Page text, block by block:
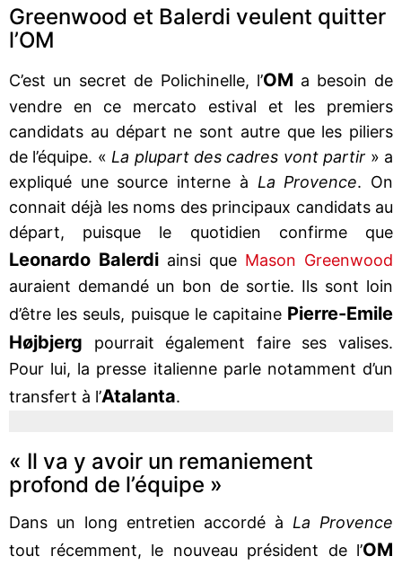
Greenwood et Balerdi veulent quitter
l’OM
C’est un secret de Polichinelle, l’OM a besoin de
vendre en ce mercato estival et les premiers
candidats au départ ne sont autre que les piliers
de l’équipe. « La plupart des cadres vont partir » a
expliqué une source interne à La Provence. On
connait déjà les noms des principaux candidats au
départ, puisque le quotidien confirme que
Leonardo Balerdi ainsi que Mason Greenwood
auraient demandé un bon de sortie. Ils sont loin
d’être les seuls, puisque le capitaine Pierre-Emile
Højbjerg pourrait également faire ses valises.
Pour lui, la presse italienne parle notamment d’un
transfert à l’Atalanta.
« Il va y avoir un remaniement
profond de l’équipe »
Dans un long entretien accordé à La Provence
tout récemment, le nouveau président de l’OM